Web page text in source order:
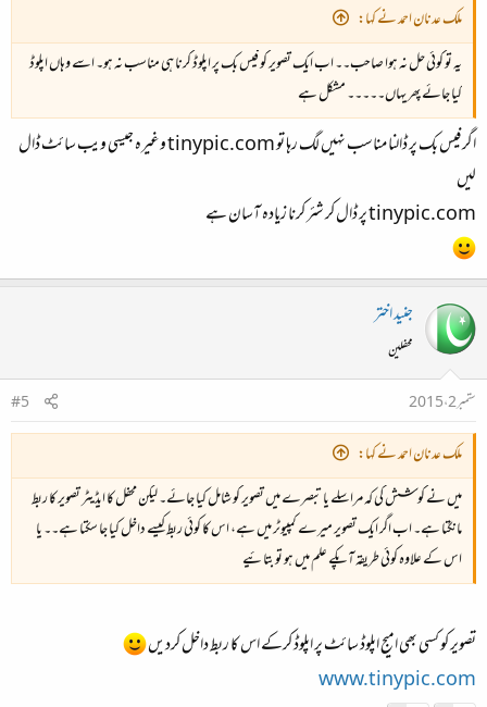
ملک عدنان احمد نے کہا:
یہ تو کوئی حل نہ ہوا صاحب۔۔ اب ایک تصویر کو فیس بک پر اپلوڈ کرنا ہی مناسب نہ ہو۔ اسے وہاں اپلوڈ
کیا جائے پھر یہاں۔۔۔۔۔ مشکل ہے
اگر فیس بک پر ڈالنا مناسب نہیں لگ رہا تو tinypic.com وغیرہ جیسی ویب سائٹ ڈال
لیں
tinypic.com پر ڈال کر شئر کرنا زیادہ آسان ہے
جنید اختر
محفلین
ستمبر 2، 2015
#5
ملک عدنان احمد نے کہا:
میں نے کوشش کی کہ مراسلے یا تبصرے میں تصویر کو شامل کیا جائے۔ لیکن محفل کا ایڈیٹر تصویر کا ربط
مانگتا ہے۔ اب اگر ایک تصویر میرے کمپیوٹر میں ہے، اس کا کوئی ربط کیسے داخل کیا جا سکتا ہے۔۔ یا
اس کے علاوہ کوئی طریقہ آپکے علم میں ہو تو بتائیے
تصویر کو کسی بھی امیج اپلوڈ سائٹ پر اپلوڈ کرکے اس کا ربط داخل کردیں
www.tinypic.com